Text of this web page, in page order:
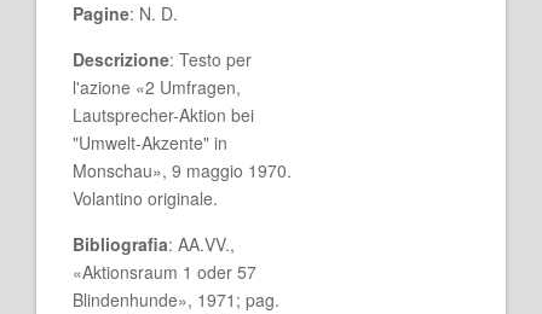
Pagine: N. D.
Descrizione: Testo per
l'azione «2 Umfragen,
Lautsprecher-Aktion bei
"Umwelt-Akzente" in
Monschau», 9 maggio 1970.
Volantino originale.
Bibliografia: AA.VV.,
«Aktionsraum 1 oder 57
Blindenhunde», 1971; pag.